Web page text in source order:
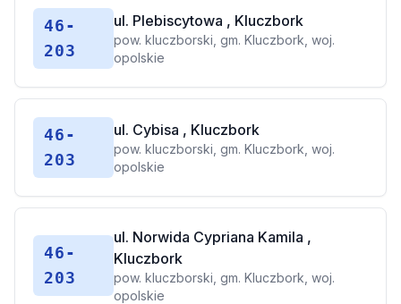
46-
203
ul. Plebiscytowa , Kluczbork
pow. kluczborski, gm. Kluczbork, woj.
opolskie
46-
203
ul. Cybisa , Kluczbork
pow. kluczborski, gm. Kluczbork, woj.
opolskie
46-
203
ul. Norwida Cypriana Kamila ,
Kluczbork
pow. kluczborski, gm. Kluczbork, woj.
opolskie